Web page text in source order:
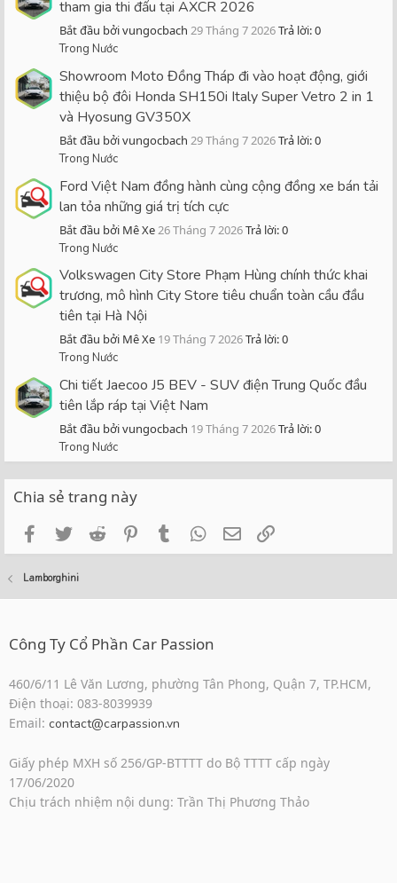
tham gia thi đấu tại AXCR 2026
Bắt đầu bởi vungocbach 29 Tháng 7 2026Trả lời: 0
Trong Nước
Showroom Moto Đồng Tháp đi vào hoạt động, giới
thiệu bộ đôi Honda SH150i Italy Super Vetro 2 in 1
và Hyosung GV350X
Bắt đầu bởi vungocbach 29 Tháng 7 2026Trả lời: 0
Trong Nước
Ford Việt Nam đồng hành cùng cộng đồng xe bán tải
lan tỏa những giá trị tích cực
Bắt đầu bởi Mê Xe 26 Tháng 7 2026Trả lời: 0
Trong Nước
Volkswagen City Store Phạm Hùng chính thức khai
trương, mô hình City Store tiêu chuẩn toàn cầu đầu
tiên tại Hà Nội
Bắt đầu bởi Mê Xe 19 Tháng 7 2026Trả lời: 0
Trong Nước
Chi tiết Jaecoo J5 BEV - SUV điện Trung Quốc đầu
tiên lắp ráp tại Việt Nam
Bắt đầu bởi vungocbach 19 Tháng 7 2026Trả lời: 0
Trong Nước
Chia sẻ trang này
FacebookTwitterReddit PinterestTumblrWhatsApp
Email
Lamborghini
Công Ty Cổ Phần Car Passion
460/6/11 Lê Văn Lương, phường Tân Phong, Quận 7, TP.HCM,
Điện thoại: 083-8039939
Email: contact@carpassion.vn
Giấy phép MXH số 256/GP-BTTTT do Bộ TTTT cấp ngày
17/06/2020
Chịu trách nhiệm nội dung: Trần Thị Phương Thảo